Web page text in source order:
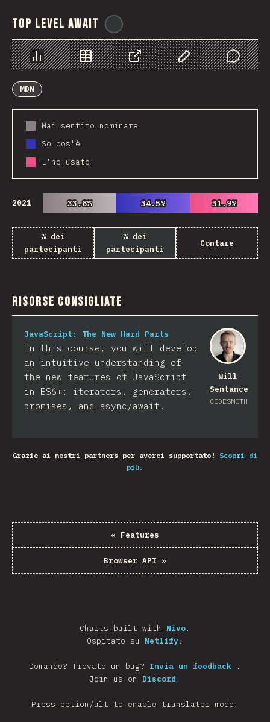
Top Level Await
Grafico Dati CondividerePersonalizza i dati
Comments
MDN
Mai sentito nominare
So cos'è
L'ho usato
2021 33.8%
33.8% 34.5%
34.5% 31.9%
31.9%
% dei
partecipanti
% dei
partecipanti
Contare
Risorse consigliate
Will
Sentance
CODESMITH
JavaScript: The New Hard Parts
In this course, you will develop
an intuitive understanding of
the new features of JavaScript
in ES6+: iterators, generators,
promises, and async/await.
Grazie ai nostri partners per averci supportato!
Scopri di
più.
« Features
Browser API »
Charts built with Nivo.
Ospitato su Netlify.
Domande? Trovato un bug? Invia un feedback
.
Join us on Discord .
Press option/alt to enable translator mode.